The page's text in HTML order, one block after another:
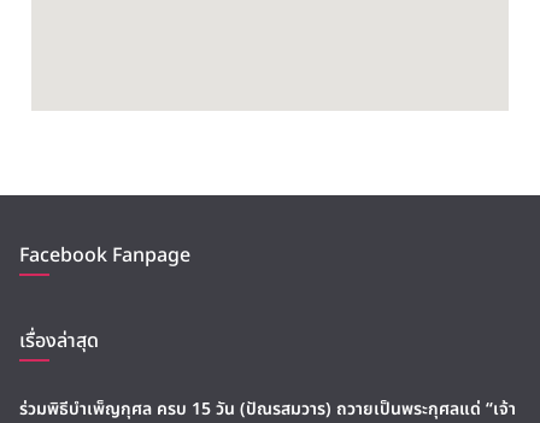
Facebook Fanpage
เรื่องล่าสุด
ร่วมพิธีบำเพ็ญกุศล ครบ 15 วัน (ปัณรสมวาร) ถวายเป็นพระกุศลแด่ “เจ้า